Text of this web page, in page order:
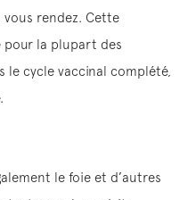
vous rendez. Cette
pour la plupart des
le cycle vaccinal complété,
le foie et d’autres